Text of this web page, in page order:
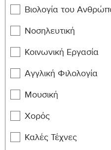
Section: B - Phase II:
μαθήματα βαρύτητας 30
Course
MED-
401
Haematology
MED-
Systematic
Βιολογία του
Νοσηλευτική
Κοινωνική Εργασία
Αγγλική Φιλολογία
Μουσική
Χορός
Καλές Τέχνες